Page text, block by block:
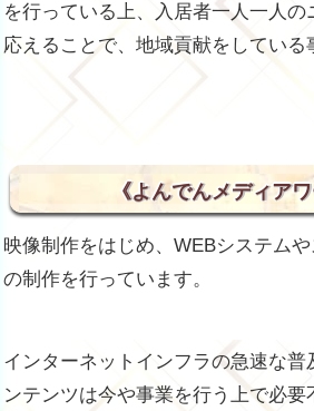
を行っている上、入居者一人一人
応えることで、地域貢献をしている
《よんでんメディアワ
映像制作をはじめ、WEBシステム
の制作を行っています。
インターネットインフラの急速な普
ンテンツは今や事業を行う上で必要